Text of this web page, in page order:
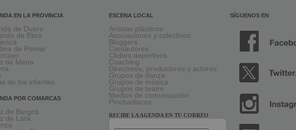
EN LA PROVINCIA
de Duero
de Ebro
de Pomar
de Mena
de los infantes
POR COMARCAS
de Burgos
de Lara
ESCENA LOCAL
Artistas plásticos
Asociaciones y colectivos
Bloggers
Cantautores
Clubes deportivos
Coaching
Directores, productores y actores
Grupos de danza
Grupos de música
Grupos de teatro
Medios de comunicación
Pinchadiscos
RECIBE LA AGENDA EN TU CORREO
SÍGUENOS EN